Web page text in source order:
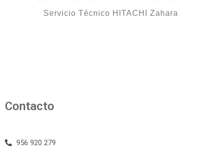
Servicio Técnico HITACHI Zahara
Contacto
956 920 279